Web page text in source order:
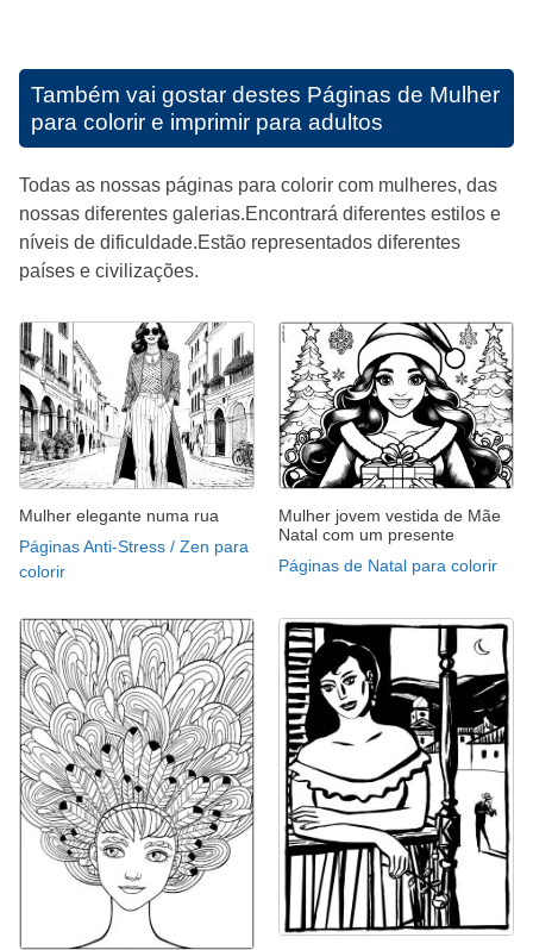
Também vai gostar destes Páginas de Mulher
para colorir e imprimir para adultos
Todas as nossas páginas para colorir com mulheres, das
nossas diferentes galerias.Encontrará diferentes estilos e
níveis de dificuldade.Estão representados diferentes
países e civilizações.
Mulher elegante numa rua
Páginas Anti-Stress / Zen para
colorir
Mulher jovem vestida de Mãe
Natal com um presente
Páginas de Natal para colorir